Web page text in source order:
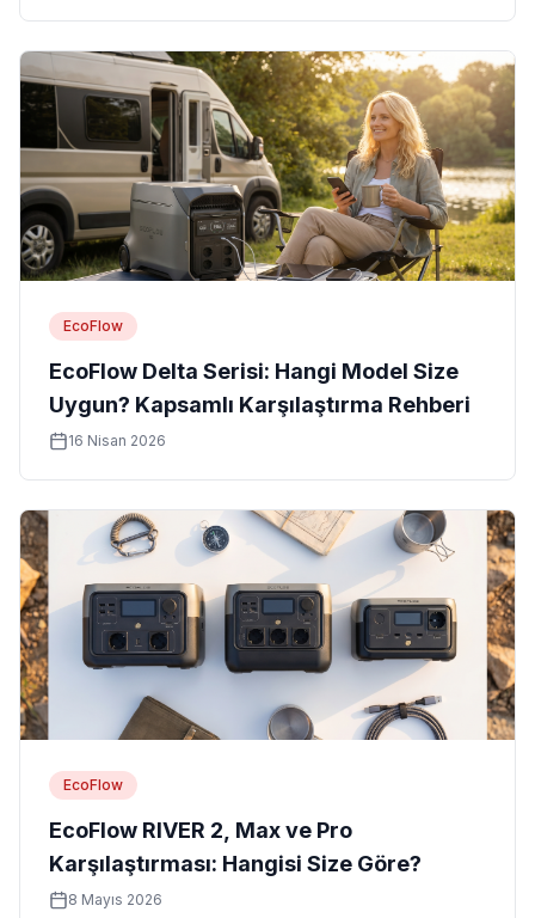
EcoFlow
EcoFlow Delta Serisi: Hangi Model Size
Uygun? Kapsamlı Karşılaştırma Rehberi
16 Nisan 2026
EcoFlow
EcoFlow RIVER 2, Max ve Pro
Karşılaştırması: Hangisi Size Göre?
8 Mayıs 2026